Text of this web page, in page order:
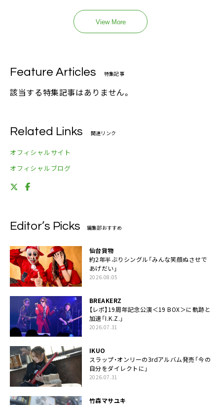
View More
Feature Articles 特集記事
該当する特集記事はありません。
Related Links 関連リンク
オフィシャルサイト
オフィシャルブログ
Editor’s Picks 編集部おすすめ
仙台貨物
約2年半ぶりシングル「みんな笑顔ぬさせで
あげだい」
2026.08.05
BREAKERZ
【レポ】19周年記念公演＜19 BOX＞に軌跡と
加速「I.K.Z.」
2026.07.31
IKUO
スラップ・オンリーの3rdアルバム発売「今の
自分をダイレクトに」
2026.07.31
竹森マサユキ